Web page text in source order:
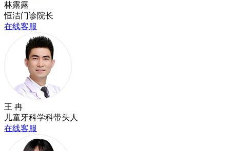
林露露
恒洁门诊院长
在线客服
王 冉
儿童牙科学科带头人
在线客服